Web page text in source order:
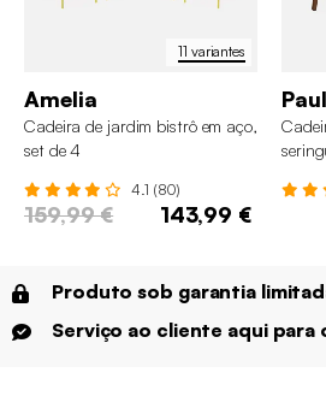
11 variantes
Amelia
Cadeira de jardim bistrô em aço,
set de 4
4.1 (80)
159,99 € 143,99 €
Produto sob garantia
Serviço ao cliente aqui para